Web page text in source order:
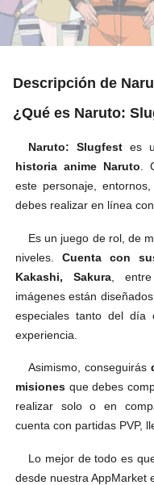
Descripción de
¿Qué es Naruto:
Naruto: Slugfest es
historia anime Naruto.
este personaje,
debes realizar en línea
Es un juego de rol, de
niveles. Cuenta con
Kakashi, Sakura ,
imágenes están
especiales tanto del día
experiencia.
Asimismo, conseguirás
misiones que debes
realizar solo o en
cuenta con partidas PVP,
Lo mejor de todo es
desde nuestra AppMarket